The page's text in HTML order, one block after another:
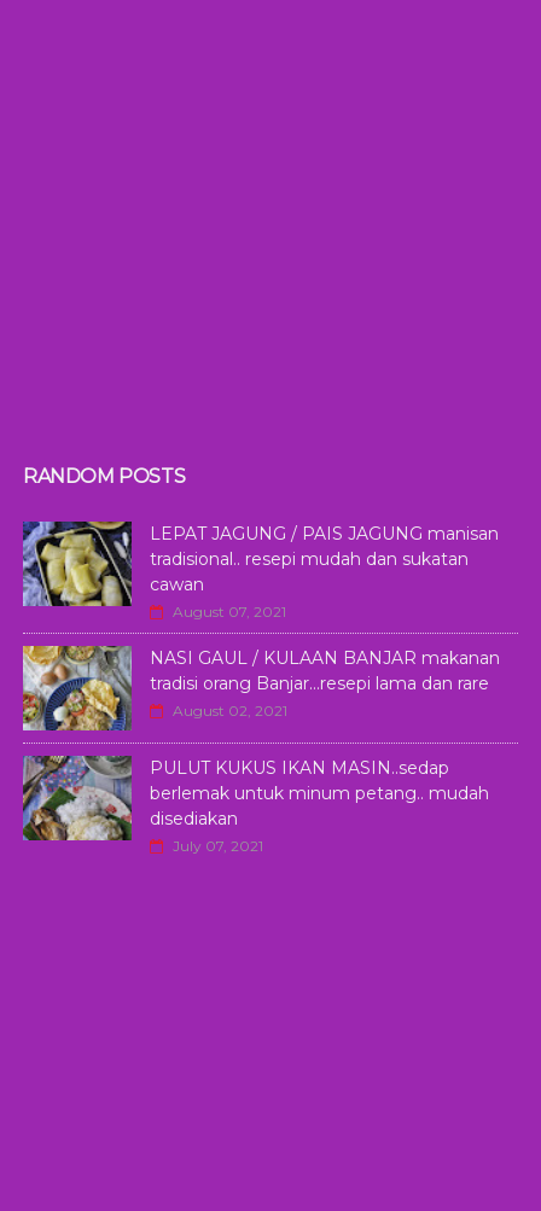
RANDOM POSTS
LEPAT JAGUNG / PAIS JAGUNG manisan
tradisional.. resepi mudah dan sukatan
cawan
August 07, 2021
NASI GAUL / KULAAN BANJAR makanan
tradisi orang Banjar...resepi lama dan rare
August 02, 2021
PULUT KUKUS IKAN MASIN..sedap
berlemak untuk minum petang.. mudah
disediakan
July 07, 2021